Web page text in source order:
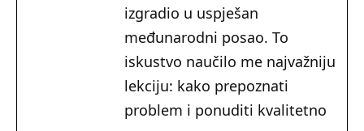
izgradio u uspješan
međunarodni posao. To
iskustvo naučilo me najvažniju
lekciju: kako prepoznati
problem i ponuditi kvalitetno